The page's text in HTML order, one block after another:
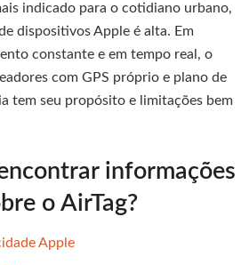
indicado para o cotidiano urbano,
dispositivos Apple é alta. Em
constante e em tempo real, o
com GPS próprio e plano de
tem seu propósito e limitações bem
informações
o AirTag?
Apple